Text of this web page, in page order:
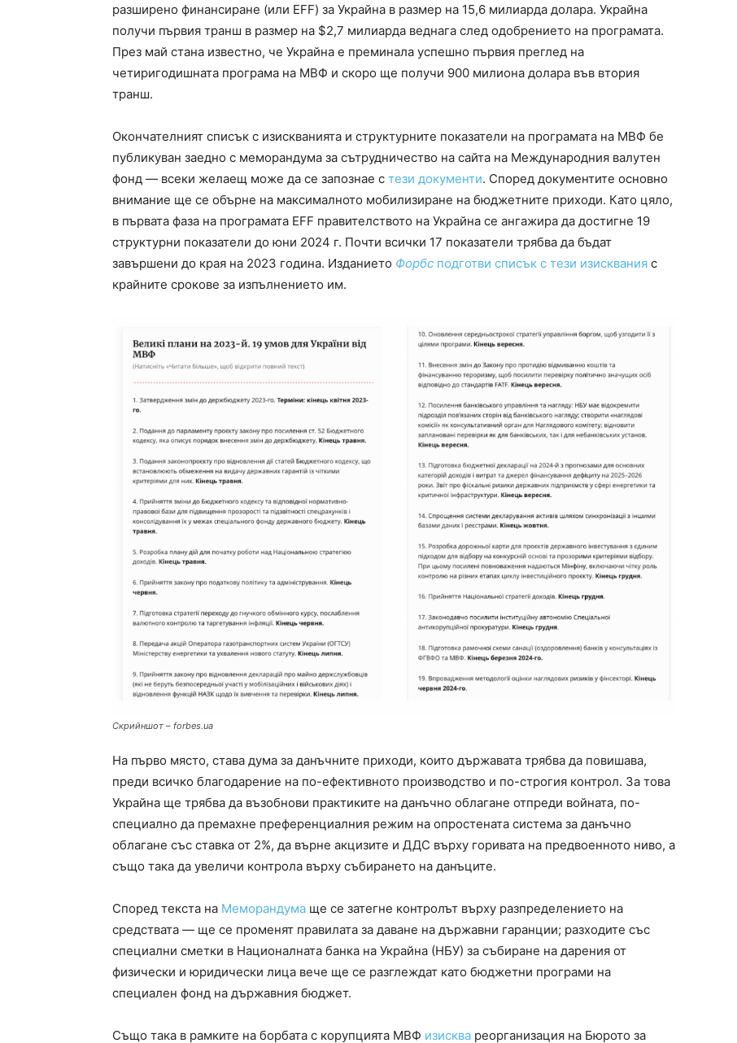
разширено финансиране (или EFF) за Украйна в размер на 15,6 милиарда долара. Украйна
получи първия транш в размер на $2,7 милиарда веднага след одобрението на програмата.
През май стана известно, че Украйна е преминала успешно първия преглед на
четиригодишната програма на МВФ и скоро ще получи 900 милиона долара във втория
транш.
Окончателният списък с изискванията и структурните показатели на програмата на МВФ бе
публикуван заедно с меморандума за сътрудничество на сайта на Международния валутен
фонд — всеки желаещ може да се запознае с тези документи. Според документите основно
внимание ще се обърне на максималното мобилизиране на бюджетните приходи. Като цяло,
в първата фаза на програмата EFF правителството на Украйна се ангажира да достигне 19
структурни показатели до юни 2024 г. Почти всички 17 показатели трябва да бъдат
завършени до края на 2023 година. Изданието Форбс подготви списък с тези изисквания с
крайните срокове за изпълнението им.
Скрийншот – forbes.ua
На първо място, става дума за данъчните приходи, които държавата трябва да повишава,
преди всичко благодарение на по-ефективното производство и по-строгия контрол. За това
Украйна ще трябва да възобнови практиките на данъчно облагане отпреди войната, по-
специално да премахне преференциалния режим на опростената система за данъчно
облагане със ставка от 2%, да върне акцизите и ДДС върху горивата на предвоенното ниво, а
също така да увеличи контрола върху събирането на данъците.
Според текста на Меморандума ще се затегне контролът върху разпределението на
средствата — ще се променят правилата за даване на държавни гаранции; разходите със
специални сметки в Националната банка на Украйна (НБУ) за събиране на дарения от
физически и юридически лица вече ще се разглеждат като бюджетни програми на
специален фонд на държавния бюджет.
Също така в рамките на борбата с корупцията МВФ изисква реорганизация на Бюрото за